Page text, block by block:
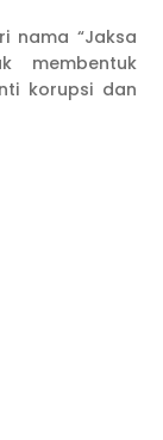
nama “Jaksa
membentuk
korupsi dan